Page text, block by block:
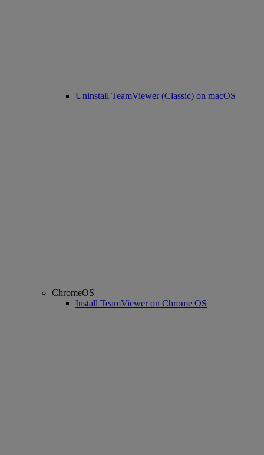
Uninstall TeamViewer (Classic) on macOS
ChromeOS
Install TeamViewer on Chrome OS